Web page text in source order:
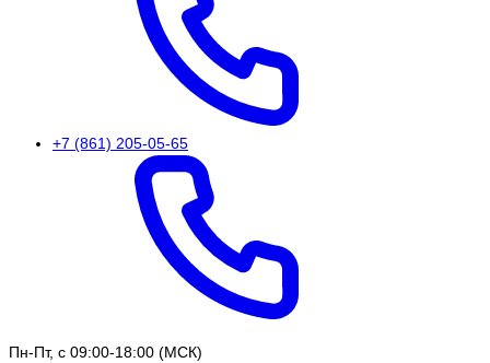
+7 (861) 205-05-65
Пн-Пт, с 09:00-18:00 (МСК)